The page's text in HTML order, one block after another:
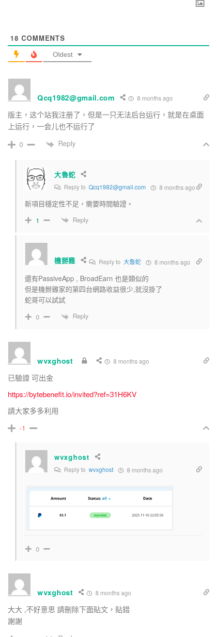
18 COMMENTS
Oldest
Qcq1982@gmail.com 8 months ago
版主，这个站我注册了，但是一只无法后台运行，就是在桌面
上运行，一会儿也不运行了
0 Reply
大魯蛇
Reply to Qcq1982@gmail.com 8 months ago
新項目穩定性不足，需要時間驗證。
1 Reply
機掰雞 Reply to大魯蛇 8 months ago
還有PassiveApp , BroadEarn 也是類似的
但是機掰雞家的第四台網路收益很少,就沒掛了
蛇哥可以試試
0 Reply
wvxghost 8 months ago
已驗證 可出金
https://bytebenefit.io/invited?ref=31H6KV
請大家多多利用
-1
wvxghost
Reply to wvxghost 8 months ago
0
wvxghost 8 months ago
大大 ,不好意思 請刪除下面貼文，貼錯
謝謝